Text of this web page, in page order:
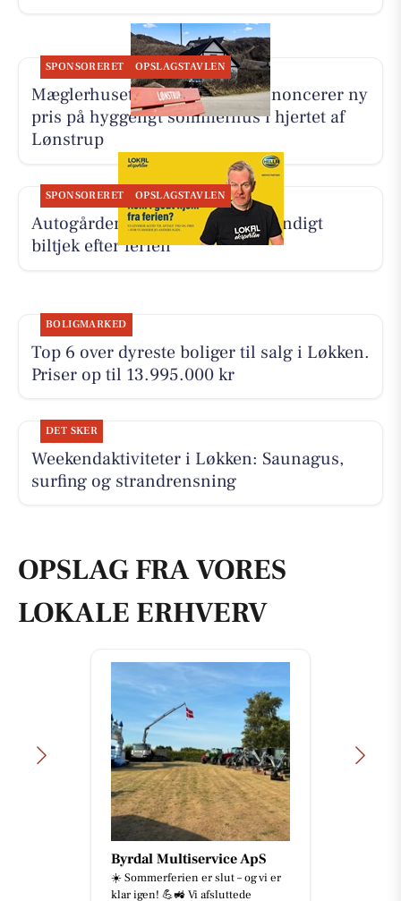
SPONSORERET OPSLAGSTAVLEN
Mæglerhuset Vestkysten I/S annoncerer ny
pris på hyggeligt sommerhus i hjertet af
Lønstrup
SPONSORERET OPSLAGSTAVLEN
Autogården Løkken tilbyder grundigt
biltjek efter ferien
BOLIGMARKED
Top 6 over dyreste boliger til salg i Løkken.
Priser op til 13.995.000 kr
DET SKER
Weekendaktiviteter i Løkken: Saunagus,
surfing og strandrensning
OPSLAG FRA VORES
LOKALE ERHVERV
Byrdal Multiservice ApS
☀️ Sommerferien er slut – og vi er
klar igen! 💪🚜 Vi afsluttede